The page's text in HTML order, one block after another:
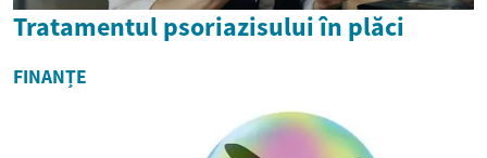
Tratamentul psoriazisului în plăci
FINANȚE